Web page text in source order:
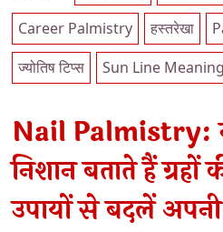
Career Palmistry
हस्तरेखा
ज्योतिष टिप्स
Sun Line Meaning
Nail Palmistry:
निशान बताते हैं
उपायों से बदलें